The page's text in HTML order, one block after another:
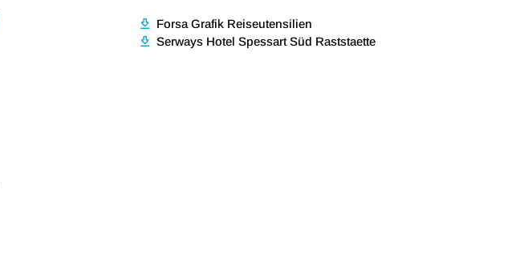
Forsa Grafik Reiseutensilien
Serways Hotel Spessart Süd Raststaette